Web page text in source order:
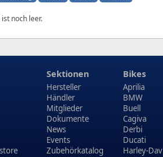
noch leer.
Sektionen
Hersteller
Händler
Mitglieder
Dokumente
News
Events
Zubehörkatalog
Bikes
Aprilia
BMW
Buell
Cagiva
Derbi
Ducati
Harley-